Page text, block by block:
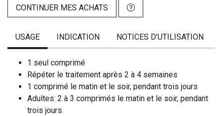
CONTINUER MES ACHATS
USAGE INDICATION NOTICES D’UTILISATION
1 seul comprimé
Répéter le traitement après 2 à 4 semaines
1 comprimé le matin et le soir, pendant trois jours
Adultes: 2 à 3 comprimés le matin et le soir, pendant
trois jours.